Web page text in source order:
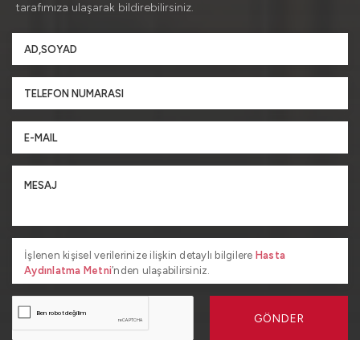
tarafımıza ulaşarak bildirebilirsiniz.
İşlenen kişisel verilerinize ilişkin detaylı bilgilere Hasta
Aydınlatma Metni’nden ulaşabilirsiniz.
GÖNDER